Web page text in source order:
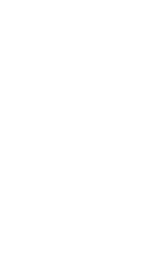
Emisión
Emisión